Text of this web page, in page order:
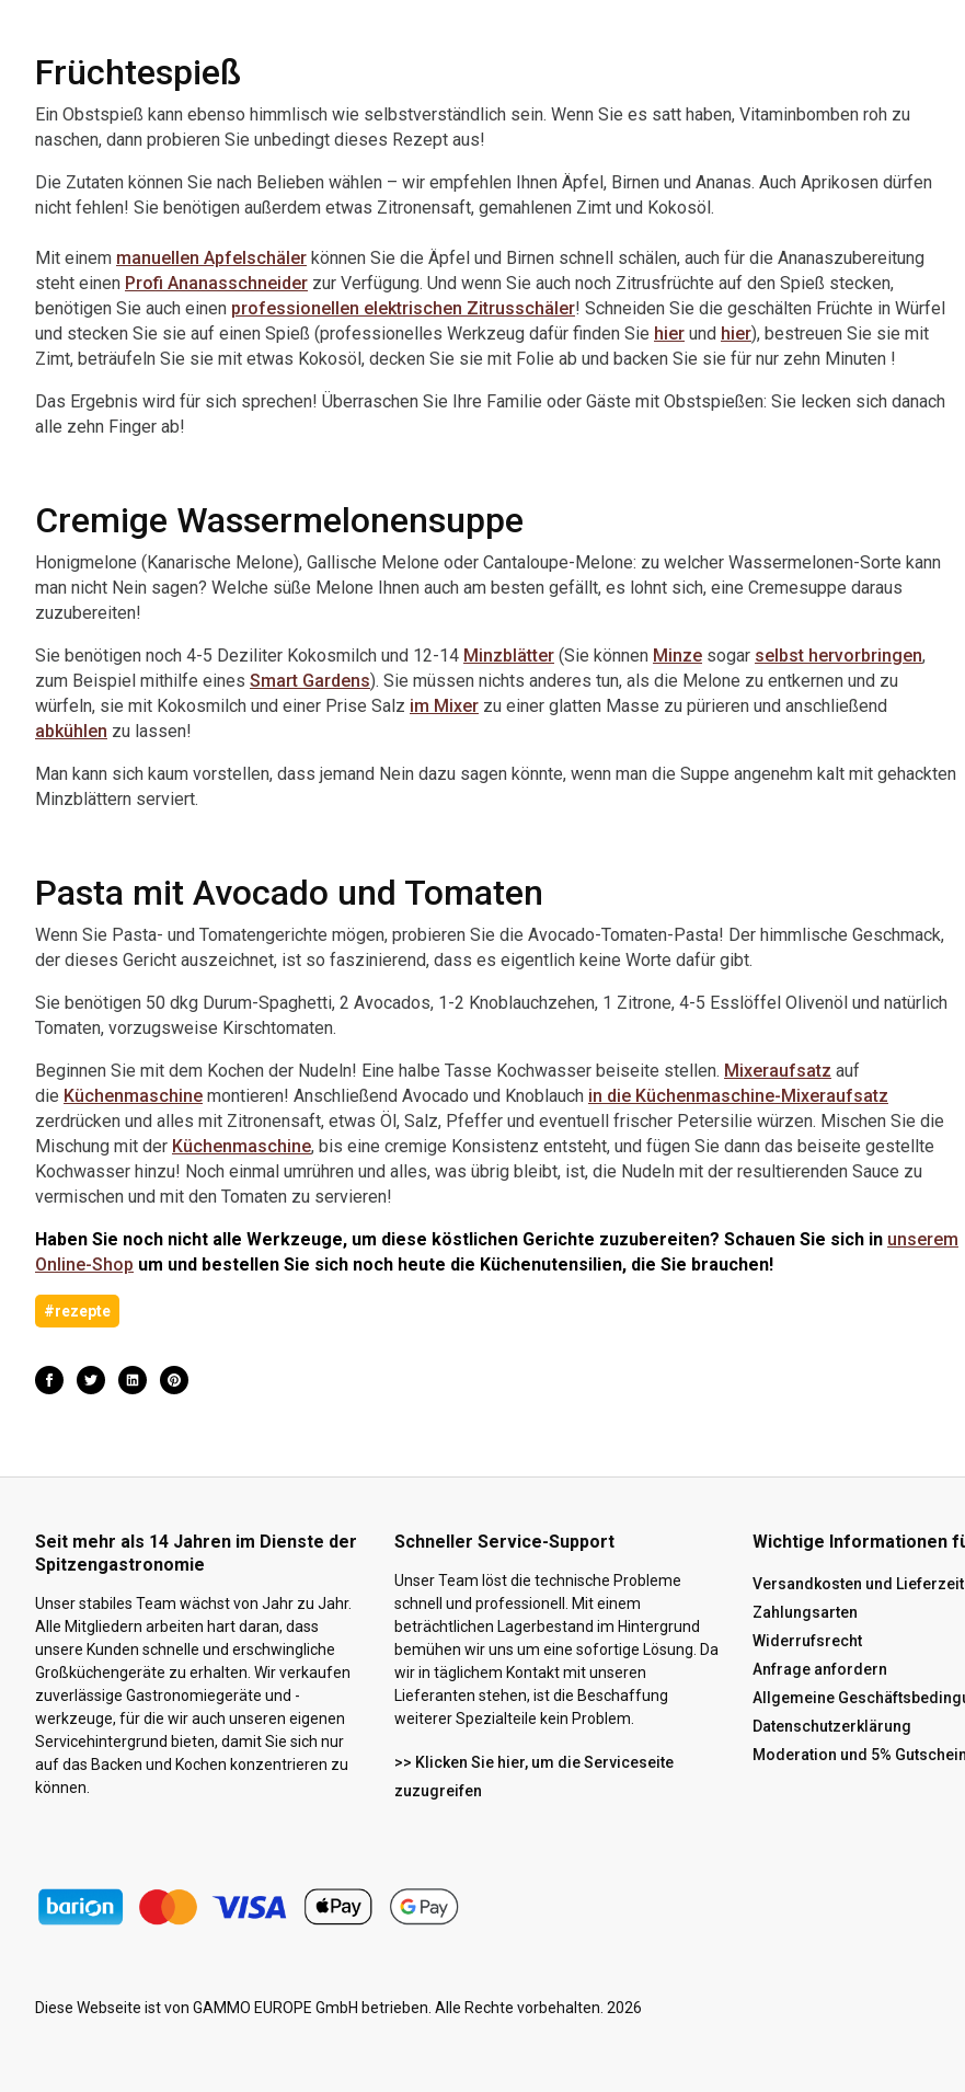
Früchtespieß
Ein Obstspieß kann ebenso himmlisch wie selbstverständlich sein. Wenn Sie es satt haben, Vitaminbomben roh zu
naschen, dann probieren Sie unbedingt dieses Rezept aus!
Die Zutaten können Sie nach Belieben wählen – wir empfehlen Ihnen Äpfel, Birnen und Ananas. Auch Aprikosen dürfen
nicht fehlen! Sie benötigen außerdem etwas Zitronensaft, gemahlenen Zimt und Kokosöl.
Mit einem manuellen Apfelschäler können Sie die Äpfel und Birnen schnell schälen, auch für die Ananaszubereitung
steht einen Profi Ananasschneider zur Verfügung. Und wenn Sie auch noch Zitrusfrüchte auf den Spieß stecken,
benötigen Sie auch einen professionellen elektrischen Zitrusschäler! Schneiden Sie die geschälten Früchte in Würfel
und stecken Sie sie auf einen Spieß (professionelles Werkzeug dafür finden Sie hier und hier), bestreuen Sie sie mit
Zimt, beträufeln Sie sie mit etwas Kokosöl, decken Sie sie mit Folie ab und backen Sie sie für nur zehn Minuten !
Das Ergebnis wird für sich sprechen! Überraschen Sie Ihre Familie oder Gäste mit Obstspießen: Sie lecken sich danach
alle zehn Finger ab!
Cremige Wassermelonensuppe
Honigmelone (Kanarische Melone), Gallische Melone oder Cantaloupe-Melone: ​​zu welcher Wassermelonen-Sorte kann
man nicht Nein sagen? Welche süße Melone Ihnen auch am besten gefällt, es lohnt sich, eine Cremesuppe daraus
zuzubereiten!
Sie benötigen noch 4-5 Deziliter Kokosmilch und 12-14 Minzblätter (Sie können Minze sogar selbst hervorbringen,
zum Beispiel mithilfe eines Smart Gardens). Sie müssen nichts anderes tun, als die Melone zu entkernen und zu
würfeln, sie mit Kokosmilch und einer Prise Salz im Mixer zu einer glatten Masse zu pürieren und anschließend
abkühlen zu lassen!
Man kann sich kaum vorstellen, dass jemand Nein dazu sagen könnte, wenn man die Suppe angenehm kalt mit gehackten
Minzblättern serviert.
Pasta mit Avocado und Tomaten
Wenn Sie Pasta- und Tomatengerichte mögen, probieren Sie die Avocado-Tomaten-Pasta! Der himmlische Geschmack,
der dieses Gericht auszeichnet, ist so faszinierend, dass es eigentlich keine Worte dafür gibt.
Sie benötigen 50 dkg Durum-Spaghetti, 2 Avocados, 1-2 Knoblauchzehen, 1 Zitrone, 4-5 Esslöffel Olivenöl und natürlich
Tomaten, vorzugsweise Kirschtomaten.
Beginnen Sie mit dem Kochen der Nudeln! Eine halbe Tasse Kochwasser beiseite stellen. Mixeraufsatz auf
die Küchenmaschine montieren! Anschließend Avocado und Knoblauch in die Küchenmaschine-Mixeraufsatz
zerdrücken und alles mit Zitronensaft, etwas Öl, Salz, Pfeffer und eventuell frischer Petersilie würzen. Mischen Sie die
Mischung mit der Küchenmaschine, bis eine cremige Konsistenz entsteht, und fügen Sie dann das beiseite gestellte
Kochwasser hinzu! Noch einmal umrühren und alles, was übrig bleibt, ist, die Nudeln mit der resultierenden Sauce zu
vermischen und mit den Tomaten zu servieren!
Haben Sie noch nicht alle Werkzeuge, um diese köstlichen Gerichte zuzubereiten? Schauen Sie sich in unserem
Online-Shop um und bestellen Sie sich noch heute die Küchenutensilien, die Sie brauchen!
#rezepte
Seit mehr als 14 Jahren im Dienste der
Spitzengastronomie
Unser stabiles Team wächst von Jahr zu Jahr.
Alle Mitgliedern arbeiten hart daran, dass
unsere Kunden schnelle und erschwingliche
Großküchengeräte zu erhalten. Wir verkaufen
zuverlässige Gastronomiegeräte und -
werkzeuge, für die wir auch unseren eigenen
Servicehintergrund bieten, damit Sie sich nur
auf das Backen und Kochen konzentrieren zu
können.
Schneller Service-Support
Unser Team löst die technische Probleme
schnell und professionell. Mit einem
beträchtlichen Lagerbestand im Hintergrund
bemühen wir uns um eine sofortige Lösung. Da
wir in täglichem Kontakt mit unseren
Lieferanten stehen, ist die Beschaffung
weiterer Spezialteile kein Problem.
>> Klicken Sie hier, um die Serviceseite
zuzugreifen
Wichtige Informationen
Versandkosten und
Zahlungsarten
Widerrufsrecht
Anfrage anfordern
Allgemeine
Datenschutzerklärung
Moderation und 5%
Diese Webseite ist von GAMMO EUROPE GmbH betrieben. Alle Rechte vorbehalten. 2026